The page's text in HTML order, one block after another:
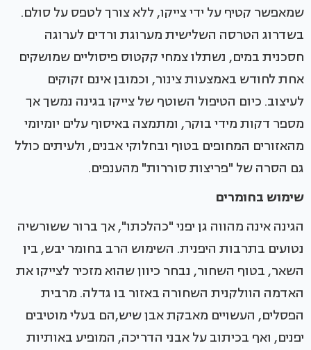
שמאפשר קטיף על ידי צייקו, ללא צורך לטפס על סולם.
בשדרוג הטרסה השלישית מערוגת ורדים לערוגה
חסכנית במים, נשתלו צמחי קקטוס פיסוליים שמושקים
אחת לחודש באמצעות צינור, וכמובן אינם זקוקים
לעיצוב. כיום הטיפול השוטף של צייקו בגינה נמשך אך
מספר דקות מידי בוקר, ומתמצה באיסוף עלים יומיומי
מהאזורים המחופים בטוף ובחלוקי אבנים, ולעיתים כולל
גם הסרה של "פריצות סוררות" מהענפים.
שימוש בחומרים
הגינה אינה מהווה גן יפני "כהלכתו", אך ברור ששורשיה
נטועים בתרבות היפנית. השימוש הרב בחומר יבש, בין
השאר, בטוף השחור, נבחר כיוון שהוא מזכיר לצייקו את
האדמה הוולקנית השחורה באזור בו גדלה. מרבית
הפסלים, העשויים מאבקת אבן שיש,הם בעלי מוטיבים
יפנים, ואף בכיתוב על אבני הדריכה, המופיע באותיות